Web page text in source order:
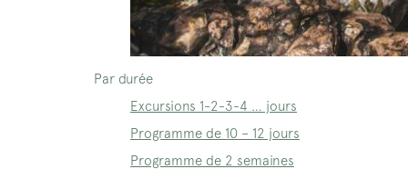
Par durée
Excursions 1-2-3-4 … jours
Programme de 10 – 12 jours
Programme de 2 semaines